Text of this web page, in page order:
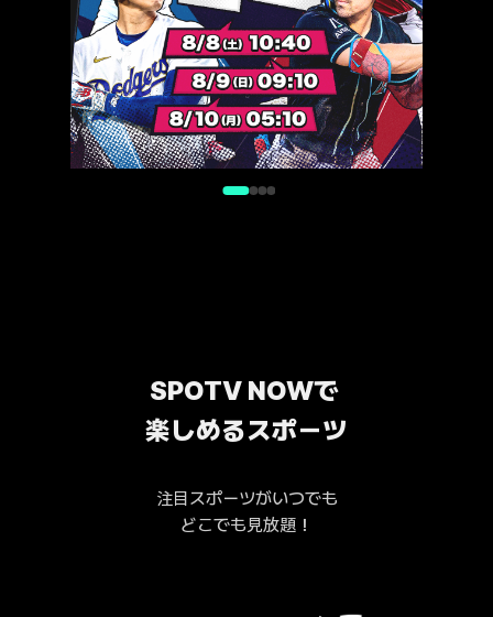
SPOTV NOWで
楽しめるスポーツ
注目スポーツがいつでも
どこでも見放題！